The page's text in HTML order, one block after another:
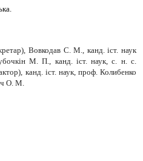
, Вовкодав С. М., канд. іст. наук
М. П., канд. іст. наук, с. н. с.
канд. іст. наук, проф. Колибенко
О. М.